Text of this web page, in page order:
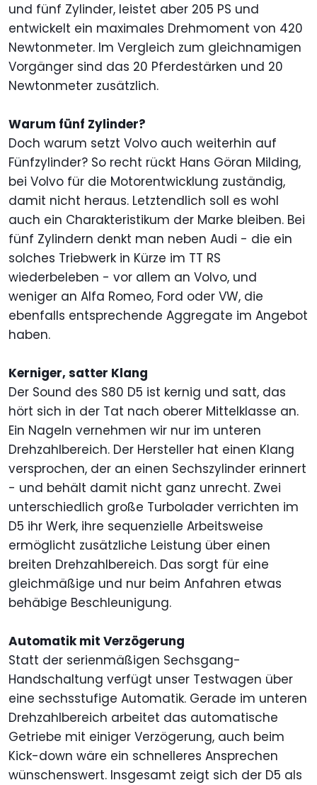
und fünf Zylinder, leistet aber 205 PS und
entwickelt ein maximales Drehmoment von 420
Newtonmeter. Im Vergleich zum gleichnamigen
Vorgänger sind das 20 Pferdestärken und 20
Newtonmeter zusätzlich.
Warum fünf Zylinder?
Doch warum setzt Volvo auch weiterhin auf
Fünfzylinder? So recht rückt Hans Göran Milding,
bei Volvo für die Motorentwicklung zuständig,
damit nicht heraus. Letztendlich soll es wohl
auch ein Charakteristikum der Marke bleiben. Bei
fünf Zylindern denkt man neben Audi - die ein
solches Triebwerk in Kürze im TT RS
wiederbeleben - vor allem an Volvo, und
weniger an Alfa Romeo, Ford oder VW, die
ebenfalls entsprechende Aggregate im Angebot
haben.
Kerniger, satter Klang
Der Sound des S80 D5 ist kernig und satt, das
hört sich in der Tat nach oberer Mittelklasse an.
Ein Nageln vernehmen wir nur im unteren
Drehzahlbereich. Der Hersteller hat einen Klang
versprochen, der an einen Sechszylinder erinnert
- und behält damit nicht ganz unrecht. Zwei
unterschiedlich große Turbolader verrichten im
D5 ihr Werk, ihre sequenzielle Arbeitsweise
ermöglicht zusätzliche Leistung über einen
breiten Drehzahlbereich. Das sorgt für eine
gleichmäßige und nur beim Anfahren etwas
behäbige Beschleunigung.
Automatik mit Verzögerung
Statt der serienmäßigen Sechsgang-
Handschaltung verfügt unser Testwagen über
eine sechsstufige Automatik. Gerade im unteren
Drehzahlbereich arbeitet das automatische
Getriebe mit einiger Verzögerung, auch beim
Kick-down wäre ein schnelleres Ansprechen
wünschenswert. Insgesamt zeigt sich der D5 als